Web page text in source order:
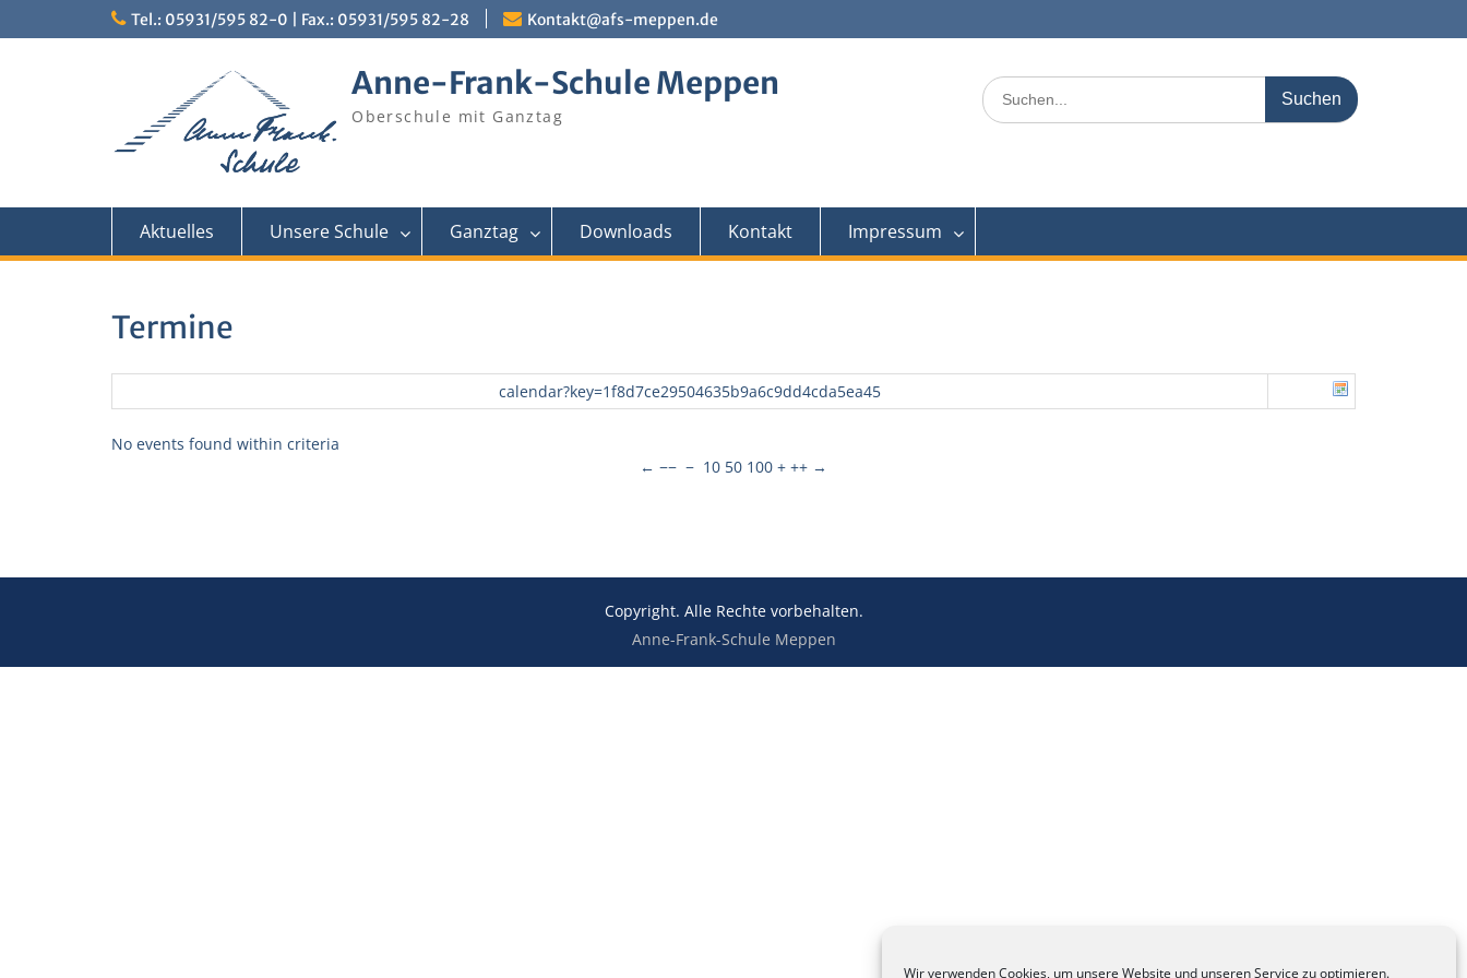
Wir verwenden Cookies, um unsere Website und unseren Service zu optimieren.
to
Tel.: 05931/595 82-0 | Fax.: 05931/595 82-28 Kontakt@afs-meppen.de
Anne-Frank-Schule Meppen
Oberschule mit Ganztag
Search
for:
Aktuelles Unsere Schule Ganztag Downloads Kontakt Impressum
Termine
calendar?key=1f8d7ce29504635b9a6c9dd4cda5ea45
No events found within criteria
← −− − 10 50 100 + ++ →
Copyright. Alle Rechte vorbehalten.
Anne-Frank-Schule Meppen